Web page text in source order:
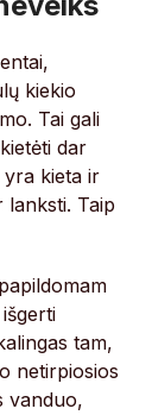
kiekio
Tai gali
dar
yra kieta ir
lanksti. Taip
tam,
netirpiosios
vanduo,